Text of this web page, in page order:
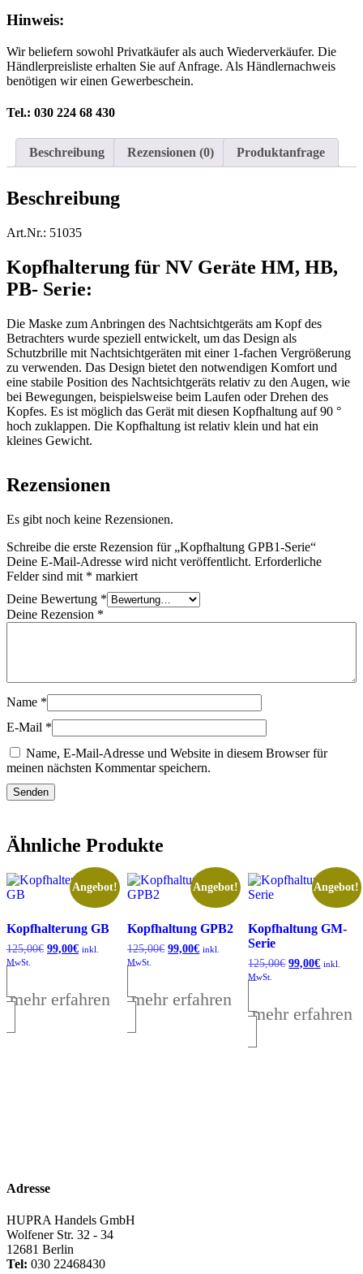
Hinweis:
Wir beliefern sowohl Privatkäufer als auch Wiederverkäufer. Die
Händlerpreisliste erhalten Sie auf Anfrage. Als Händlernachweis
benötigen wir einen Gewerbeschein.
Tel.: 030 224 68 430
Beschreibung Rezensionen (0) Produktanfrage
Beschreibung
Art.Nr.: 51035
Kopfhalterung für NV Geräte HM, HB,
PB- Serie:
Die Maske zum Anbringen des Nachtsichtgeräts am Kopf des
Betrachters wurde speziell entwickelt, um das Design als
Schutzbrille mit Nachtsichtgeräten mit einer 1-fachen Vergrößerung
zu verwenden. Das Design bietet den notwendigen Komfort und
eine stabile Position des Nachtsichtgeräts relativ zu den Augen, wie
bei Bewegungen, beispielsweise beim Laufen oder Drehen des
Kopfes. Es ist möglich das Gerät mit diesen Kopfhaltung auf 90 °
hoch zuklappen. Die Kopfhaltung ist relativ klein und hat ein
kleines Gewicht.
Rezensionen
Es gibt noch keine Rezensionen.
Schreibe die erste Rezension für „Kopfhaltung GPB1-Serie“
Deine E-Mail-Adresse wird nicht veröffentlicht. Erforderliche
Felder sind mit * markiert
Deine Bewertung *
Deine Rezension *
Name *
E-Mail *
Name, E-Mail-Adresse und Website in diesem Browser für
meinen nächsten Kommentar speichern.
Ähnliche Produkte
Angebot!
Kopfhalterung GB
125,00€ Ursprünglicher
99,00€ Aktueller
inkl.
MwSt.
mehr erfahren
Angebot!
Kopfhaltung GPB2
125,00€ Ursprünglicher
99,00€ Aktueller
inkl.
MwSt.
mehr erfahren
Angebot!
Kopfhaltung GM-
Serie
125,00€ Ursprünglicher
99,00€ Aktueller
inkl.
MwSt.
mehr erfahren
Adresse
HUPRA Handels GmbH
Wolfener Str. 32 - 34
12681 Berlin
Tel: 030 22468430